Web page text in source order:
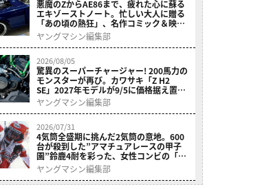
悪魔のZからAE86まで、疲れた心に蘇る
エキゾーストノート。忙しい大人に贈る
「あの頃の熱狂」、名作コミック＆映画
の愛機たちが東京駅地下に期間限定で集
結！
ヤングマシン編集部
2026/08/05
驚異のスーパーチャージャー! 200馬力の
モンスターが再び。カワサキ「Z H2
SE」2027年モデルが9/5に価格据え置き
で発売
ヤングマシン編集部
2026/07/31
4気筒全盛期に挑んだ2気筒の意地。600
台が殺到した”アマチュアレースの甲子
園”鈴鹿4耐を彩った、女性コンビの「ス
ズキGSX400E」が特別展示開始
ヤングマシン編集部